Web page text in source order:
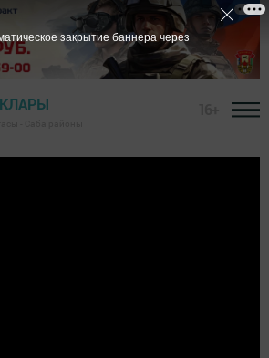
закрытие баннера через